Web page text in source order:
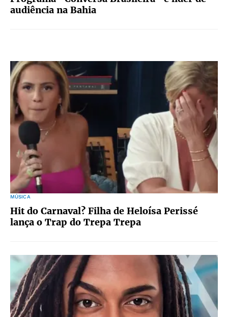
audiência na Bahia
MÚSICA
Hit do Carnaval? Filha de Heloísa Perissé
lança o Trap do Trepa Trepa